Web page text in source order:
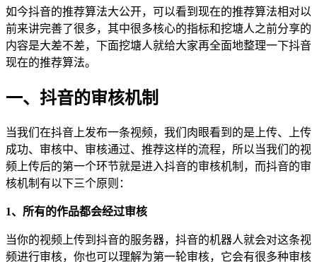
如今抖音的推荐算法大公开，可以看到现在的推荐算法相对以
前来讲完善了很多，其中很多核心的指标和挖塘人之前分享的
内容是大差不差，下面挖塘人就给大家再全面地整理一下抖音
现在的推荐算法。
一、抖音的审核机制
当我们在抖音上发布一条视频，我们肉眼看到的是上传、上传
成功、审核中、审核通过、推荐这样的流程，所以当我们的视
频上传后的第一个环节就是进入抖音的审核机制，而抖音的审
核机制有以下三个原则：
1、所有的作品都会经过审核
当你的视频上传到抖音的服务器，抖音的机器人就会对这条视
频进行审核，你也可以理解为第一轮审核，它会有很多种审核